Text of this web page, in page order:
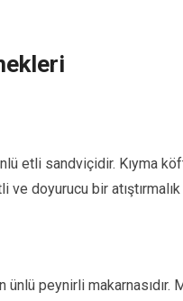
etli sandviçidir. Kıyma
doyurucu bir
ünlü peynirli